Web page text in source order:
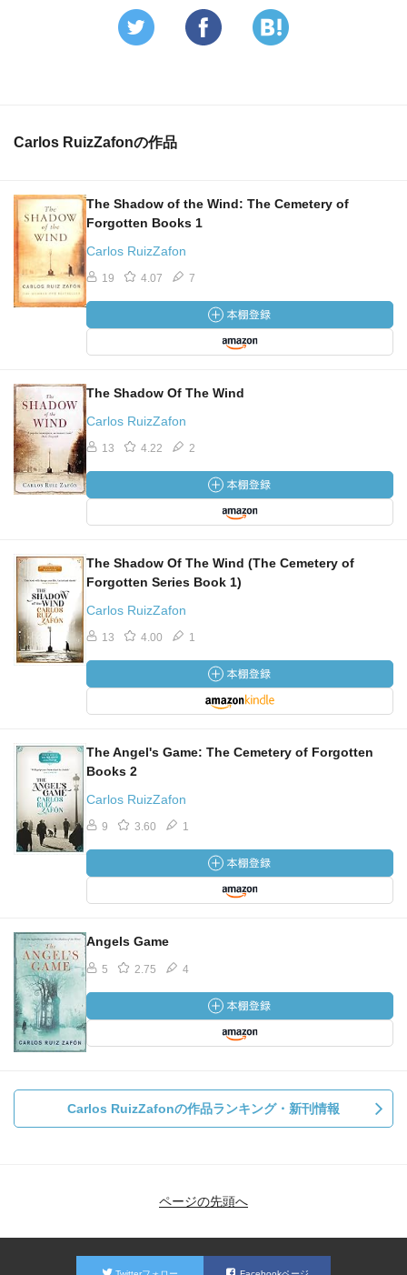
Carlos RuizZafonの作品
The Shadow of the Wind: The Cemetery of
Forgotten Books 1
Carlos RuizZafon
19 4.07 7
The Shadow Of The Wind
Carlos RuizZafon
13 4.22 2
The Shadow Of The Wind (The Cemetery of
Forgotten Series Book 1)
Carlos RuizZafon
13 4.00 1
The Angel's Game: The Cemetery of Forgotten
Books 2
Carlos RuizZafon
9 3.60 1
Angels Game
5 2.75 4
Carlos RuizZafonの作品ランキング・新刊情報
ページの先頭へ